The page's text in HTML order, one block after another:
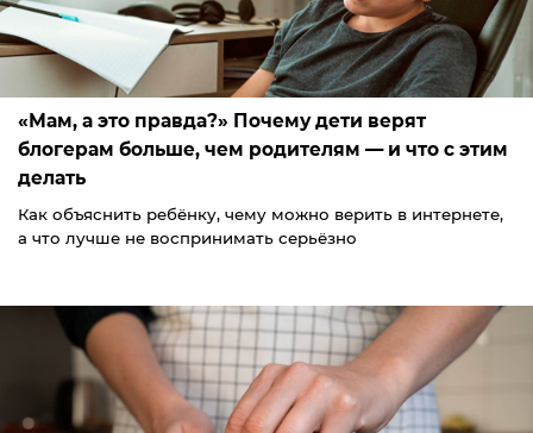
«Мам, а это правда?» Почему дети верят
блогерам больше, чем родителям — и что с этим
делать
Как объяснить ребёнку, чему можно верить в интернете,
а что лучше не воспринимать серьёзно